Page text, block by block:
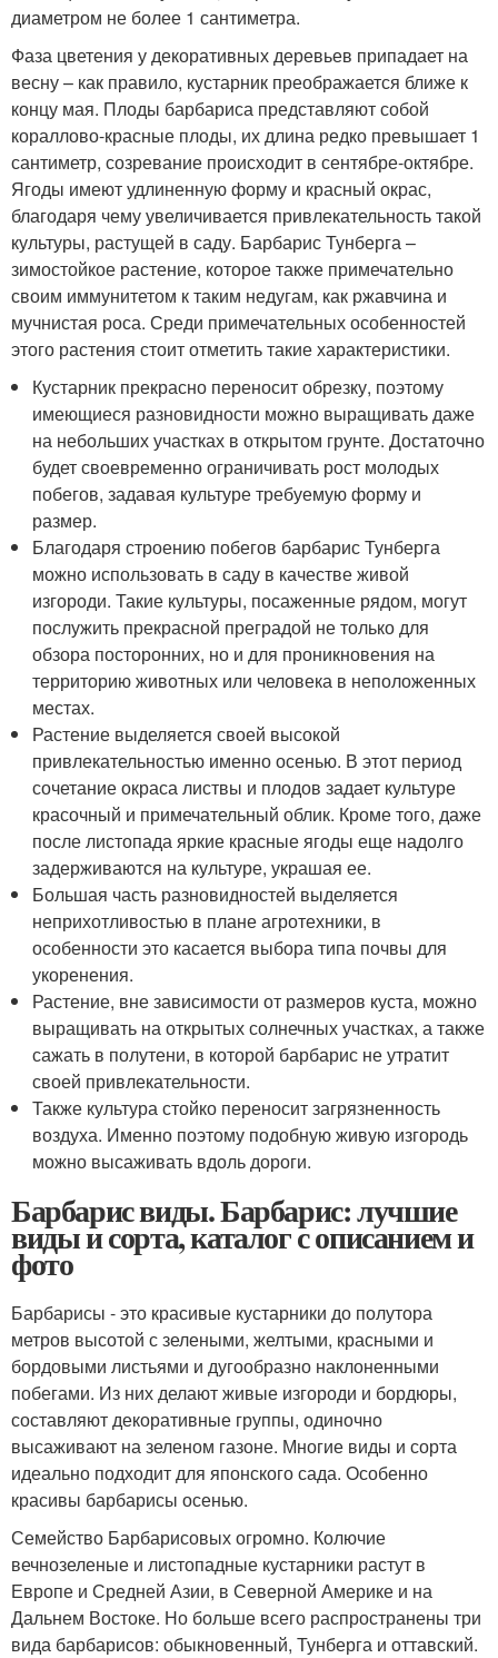
диаметром не более 1 сантиметра.
Фаза цветения у декоративных деревьев припадает на
весну – как правило, кустарник преображается ближе к
концу мая. Плоды барбариса представляют собой
кораллово-красные плоды, их длина редко превышает 1
сантиметр, созревание происходит в сентябре-октябре.
Ягоды имеют удлиненную форму и красный окрас,
благодаря чему увеличивается привлекательность такой
культуры, растущей в саду. Барбарис Тунберга –
зимостойкое растение, которое также примечательно
своим иммунитетом к таким недугам, как ржавчина и
мучнистая роса. Среди примечательных особенностей
этого растения стоит отметить такие характеристики.
Кустарник прекрасно переносит обрезку, поэтому
имеющиеся разновидности можно выращивать даже
на небольших участках в открытом грунте. Достаточно
будет своевременно ограничивать рост молодых
побегов, задавая культуре требуемую форму и
размер.
Благодаря строению побегов барбарис Тунберга
можно использовать в саду в качестве живой
изгороди. Такие культуры, посаженные рядом, могут
послужить прекрасной преградой не только для
обзора посторонних, но и для проникновения на
территорию животных или человека в неположенных
местах.
Растение выделяется своей высокой
привлекательностью именно осенью. В этот период
сочетание окраса листвы и плодов задает культуре
красочный и примечательный облик. Кроме того, даже
после листопада яркие красные ягоды еще надолго
задерживаются на культуре, украшая ее.
Большая часть разновидностей выделяется
неприхотливостью в плане агротехники, в
особенности это касается выбора типа почвы для
укоренения.
Растение, вне зависимости от размеров куста, можно
выращивать на открытых солнечных участках, а также
сажать в полутени, в которой барбарис не утратит
своей привлекательности.
Также культура стойко переносит загрязненность
воздуха. Именно поэтому подобную живую изгородь
можно высаживать вдоль дороги.
Барбарис виды. Барбарис: лучшие
виды и сорта, каталог с описанием и
фото
Барбарисы - это красивые кустарники до полутора
метров высотой с зелеными, желтыми, красными и
бордовыми листьями и дугообразно наклоненными
побегами. Из них делают живые изгороди и бордюры,
составляют декоративные группы, одиночно
высаживают на зеленом газоне. Многие виды и сорта
идеально подходит для японского сада. Особенно
красивы барбарисы осенью.
Семейство Барбарисовых огромно. Колючие
вечнозеленые и листопадные кустарники растут в
Европе и Средней Азии, в Северной Америке и на
Дальнем Востоке. Но больше всего распространены три
вида барбарисов: обыкновенный, Тунберга и оттавский.